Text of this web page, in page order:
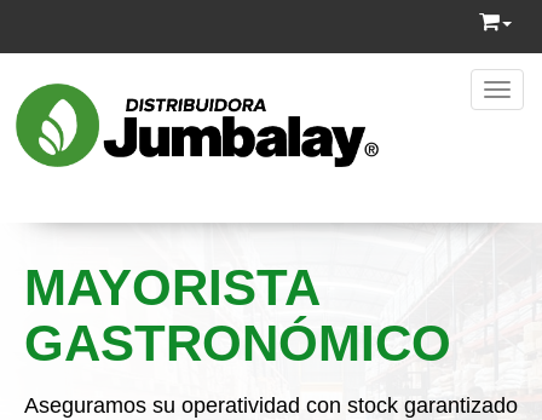
MAYORISTA
GASTRONÓMICO
Aseguramos su operatividad con stock garantizado